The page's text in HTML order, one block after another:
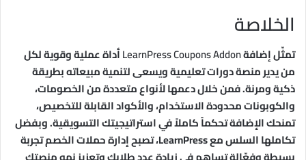
الخلاصة
تمثّل إضافةLearnPress Coupons Addonأداة عملية وقوية لكل
من يدير منصة دورات تعليمية ويسعى لتنمية مبيعاته بطريقة
ذكية ومرنة. فمن خلال دعمها لأنواع متعددة من الخصومات،
والكوبونات محدودة الاستخدام، والأكواد القابلة للتخصيص،
تمنحك الإضافة تحكماً كاملاً في استراتيجيتك التسويقية. وبفضل
تكاملها السلس مع LearnPress، تصبح إدارة حملات الخصم تجربة